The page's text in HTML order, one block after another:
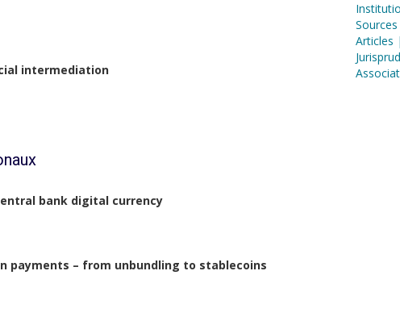
intermediation
bank digital currency
payments – from unbundling to stablecoins
Articles